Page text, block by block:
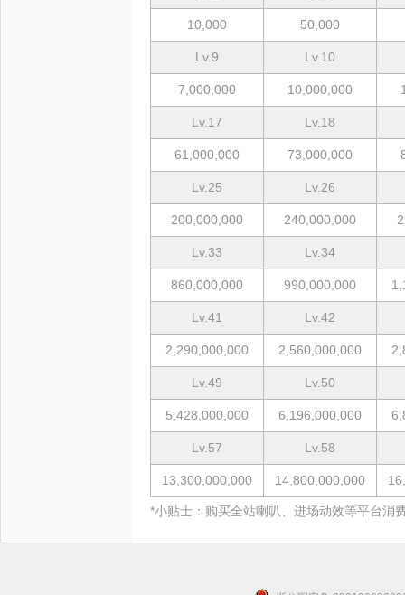
10,000 50,000
Lv.9 Lv.10
7,000,000 10,000,000
Lv.17 Lv.18
61,000,000 73,000,000
Lv.25 Lv.26
200,000,000 240,000,000
Lv.33 Lv.34
860,000,000 990,000,000
Lv.41 Lv.42
2,290,000,000 2,560,000,000
Lv.49 Lv.50
5,428,000,000 6,196,000,000
Lv.57 Lv.58
13,300,000,000 14,800,000,000
*小贴士：购买全站喇叭、进场动效等平台消